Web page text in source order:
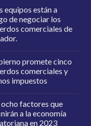
equipos están a
de negociar los
comerciales de
promete cinco
comerciales y
impuestos
ocho factores que
a la economía
en 2023